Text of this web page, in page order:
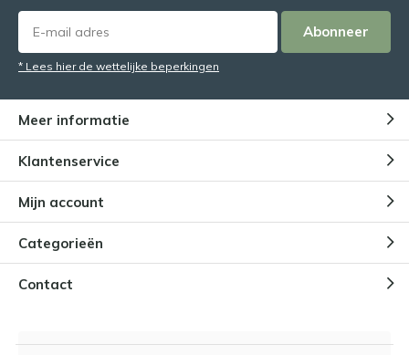
Abonneer
* Lees hier de wettelijke beperkingen
Meer informatie
Klantenservice
Mijn account
Categorieën
Contact